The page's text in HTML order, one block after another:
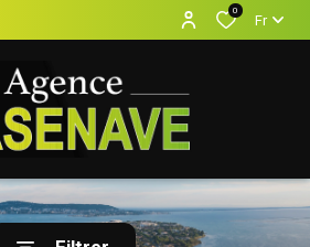
0
Fr